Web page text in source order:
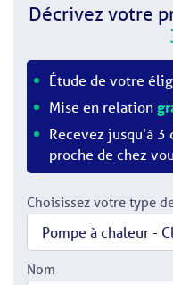
Décrivez votre
Étude de votre
Mise en relation
Recevez jusqu'à 3
proche de chez
Choisissez votre type
Nom